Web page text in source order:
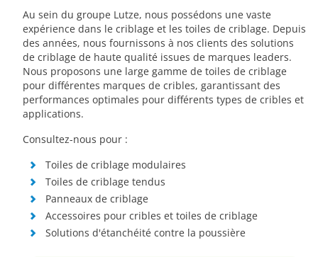
Au sein du groupe Lutze, nous possédons une vaste
expérience dans le criblage et les toiles de criblage. Depuis
des années, nous fournissons à nos clients des solutions
de criblage de haute qualité issues de marques leaders.
Nous proposons une large gamme de toiles de criblage
pour différentes marques de cribles, garantissant des
performances optimales pour différents types de cribles et
applications.
Consultez-nous pour :
Toiles de criblage modulaires
Toiles de criblage tendus
Panneaux de criblage
Accessoires pour cribles et toiles de criblage
Solutions d'étanchéité contre la poussière